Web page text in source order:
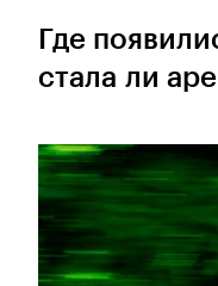
Где
стала ли